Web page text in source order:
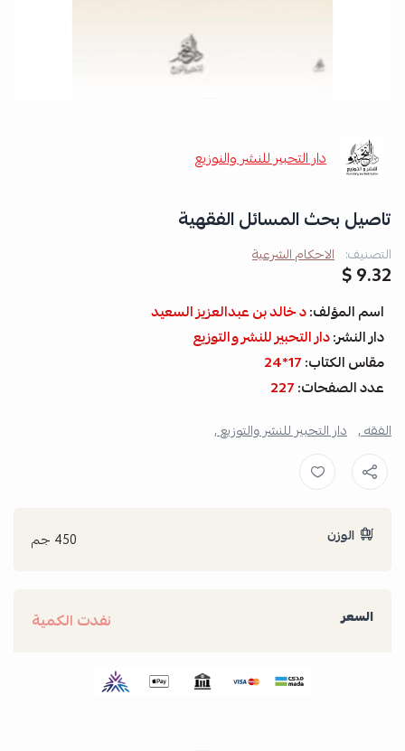
دار التحبير للنشر والنوزيع
تاصيل بحث المسائل الفقهية
التصنيف: الاحكام الشرعية
9.32 $
اسم المؤلف:د خالد بن عبدالعزيز السعيد
دار النشر:دار التحبير للنشر والتوزيع
مقاس الكتاب:17*24
عدد الصفحات:227
الفقه , دار التحبير للنشر والتوزيع ,
الوزن 450 جم
السعر نفدت الكمية